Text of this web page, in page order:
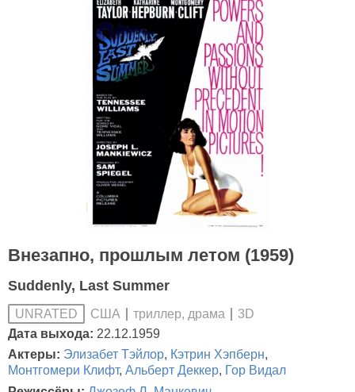
Внезапно, прошлым летом (1959)
Suddenly, Last Summer
UNRATED США триллер, драма
3D
Дата выхода: 22.12.1959
Актеры: Элизабет Тэйлор, Кэтрин Хэпберн,
Монтгомери Клифт, Альберт Деккер, Гор Видал